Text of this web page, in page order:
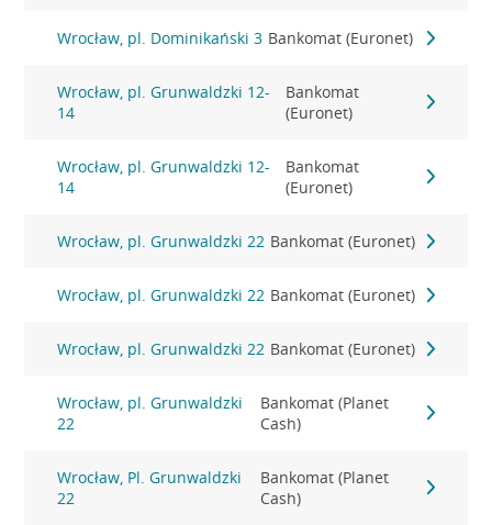
Wrocław, pl. Dominikański 3 Bankomat (Euronet)
Wrocław, pl. Grunwaldzki 12-
14
Bankomat
(Euronet)
Wrocław, pl. Grunwaldzki 12-
14
Bankomat
(Euronet)
Wrocław, pl. Grunwaldzki 22 Bankomat (Euronet)
Wrocław, pl. Grunwaldzki 22 Bankomat (Euronet)
Wrocław, pl. Grunwaldzki 22 Bankomat (Euronet)
Wrocław, pl. Grunwaldzki
22
Bankomat (Planet
Cash)
Wrocław, Pl. Grunwaldzki
22
Bankomat (Planet
Cash)